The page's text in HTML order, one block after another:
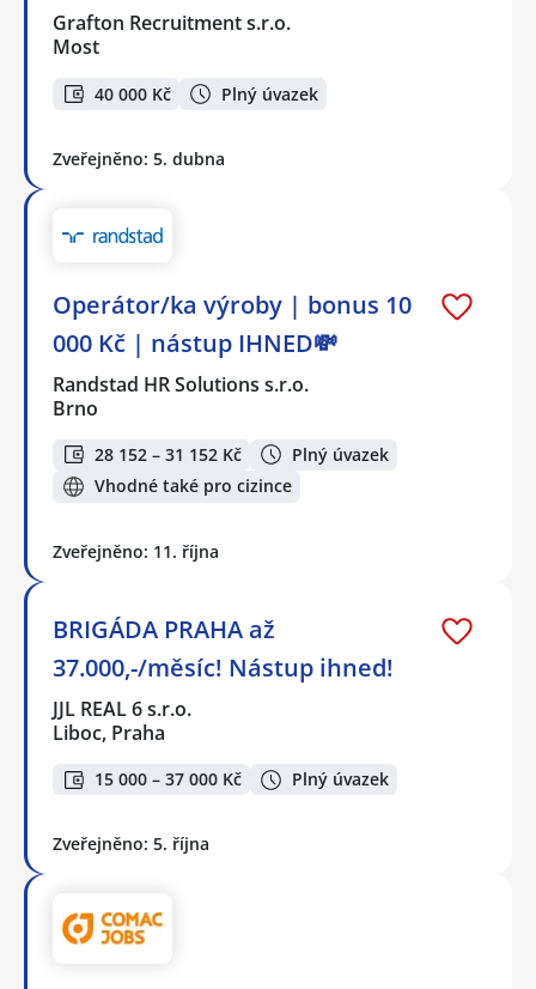
Grafton Recruitment s.r.o.
Most
40 000 Kč Plný úvazek
Zveřejněno: 5. dubna
Operátor/ka výroby | bonus 10
000 Kč | nástup IHNED💸
Randstad HR Solutions s.r.o.
Brno
28 152 – 31 152 Kč
Plný úvazek
Vhodné také pro cizince
Zveřejněno: 11. října
BRIGÁDA PRAHA až
37.000,-/měsíc! Nástup ihned!
JJL REAL 6 s.r.o.
Liboc, Praha
15 000 – 37 000 Kč Plný úvazek
Zveřejněno: 5. října